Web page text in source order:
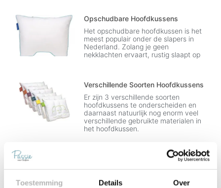
Toestemming Details Over
Opschudbare Hoofdkussens
Het opschudbare hoofdkussen is het
meest populair onder de slapers in
Nederland. Zolang je geen
nekklachten ervaart, rustig slaapt op
Verschillende Soorten Hoofdkussens
Er zijn 3 verschillende soorten
hoofdkussens te onderscheiden en
daarnaast natuurlijk nog enorm veel
verschillende gebruikte materialen in
het hoofdkussen.